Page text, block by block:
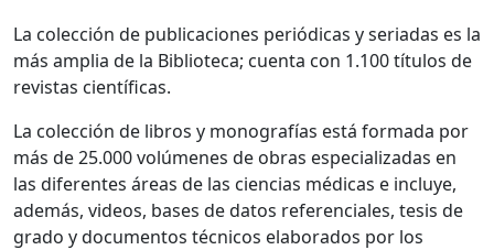
La colección de publicaciones periódicas y seriadas es la
más amplia de la Biblioteca; cuenta con 1.100 títulos de
revistas científicas.
La colección de libros y monografías está formada por
más de 25.000 volúmenes de obras especializadas en
las diferentes áreas de las ciencias médicas e incluye,
además, videos, bases de datos referenciales, tesis de
grado y documentos técnicos elaborados por los